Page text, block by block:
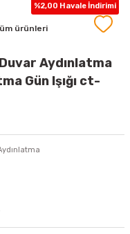
%2,00 Havale İndirimi
ürünleri
Aydınlatma
Gün Işığı ct-